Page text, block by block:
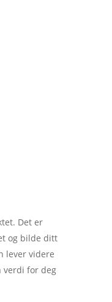
Det er
og bilde ditt
lever videre
verdi for deg